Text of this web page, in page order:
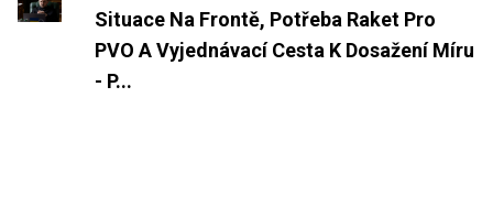
Situace Na Frontě, Potřeba Raket Pro
PVO A Vyjednávací Cesta K Dosažení Míru
- P...